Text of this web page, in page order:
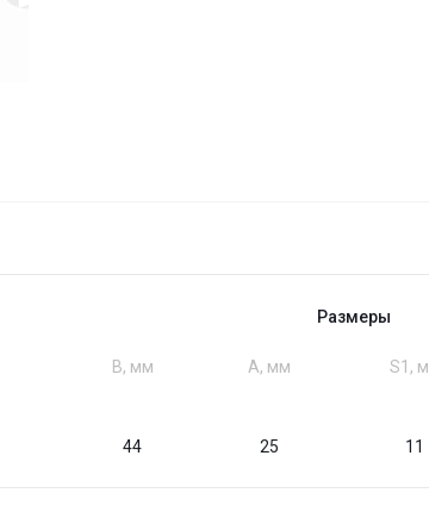
Размеры
B, мм A, мм S1,
44 25 11